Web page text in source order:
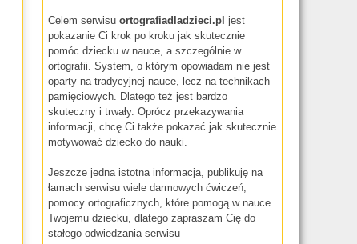
Celem serwisuortografiadladzieci.pl jest
pokazanie Ci krok po kroku jak skutecznie
pomóc dziecku w nauce, a szczególnie w
ortografii. System, o którym opowiadam nie jest
oparty na tradycyjnej nauce, lecz na technikach
pamięciowych. Dlatego też jest bardzo
skuteczny i trwały. Oprócz przekazywania
informacji, chcę Ci także pokazać jak skutecznie
motywować dziecko do nauki.
Jeszcze jedna istotna informacja, publikuję na
łamach serwisu wiele darmowych ćwiczeń,
pomocy ortograficznych, które pomogą w nauce
Twojemu dziecku, dlatego zapraszam Cię do
stałego odwiedzania serwisu